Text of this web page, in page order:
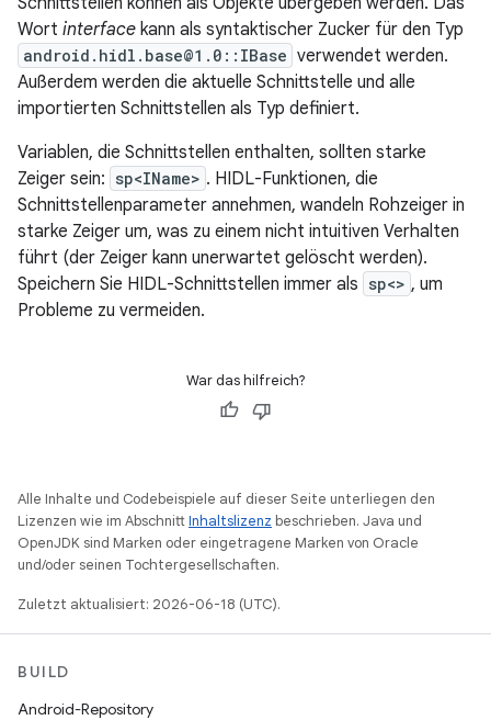
Wort interface kann als syntaktischer Zucker für den Typ
android.hidl.base@1.0::IBase verwendet werden.
Außerdem werden die aktuelle Schnittstelle und alle
importierten Schnittstellen als Typ definiert.
Variablen, die Schnittstellen enthalten, sollten starke
Zeiger sein: sp<IName> . HIDL-Funktionen, die
Schnittstellenparameter annehmen, wandeln Rohzeiger in
starke Zeiger um, was zu einem nicht intuitiven Verhalten
führt (der Zeiger kann unerwartet gelöscht werden).
Speichern Sie HIDL-Schnittstellen immer als sp<> , um
Probleme zu vermeiden.
War das hilfreich?
Alle Inhalte und Codebeispiele auf dieser Seite unterliegen den
Lizenzen wie im AbschnittInhaltslizenz beschrieben. Java und
OpenJDK sind Marken oder eingetragene Marken von Oracle
und/oder seinen Tochtergesellschaften.
Zuletzt aktualisiert: 2026-06-18 (UTC).
BUILD
Android-Repository